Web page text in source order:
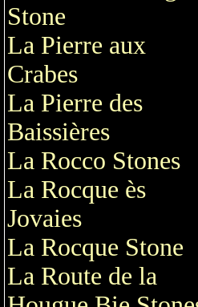
Stone
La Pierre aux
Crabes
La Pierre des
Baissières
La Rocco Stones
La Rocque ès
Jovaies
La Rocque Stone
La Route de la